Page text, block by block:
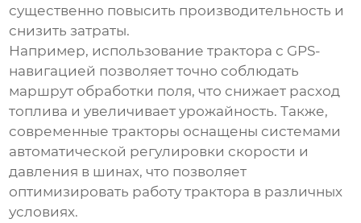
существенно повысить производительность и
снизить затраты.
Например, использование трактора с GPS-
навигацией позволяет точно соблюдать
маршрут обработки поля, что снижает расход
топлива и увеличивает урожайность. Также,
современные тракторы оснащены системами
автоматической регулировки скорости и
давления в шинах, что позволяет
оптимизировать работу трактора в различных
условиях.